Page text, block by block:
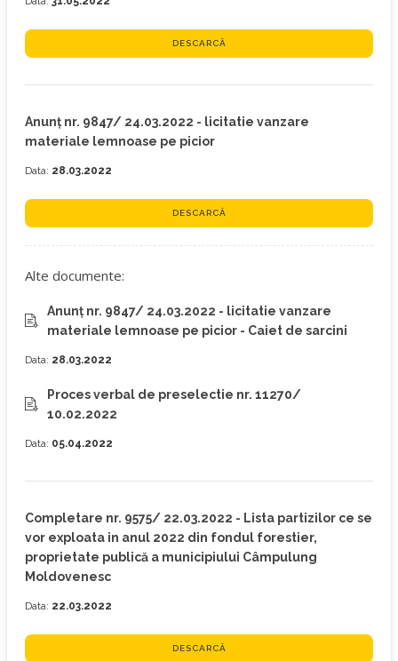
DESCARCĂ
Anunț nr. 9847/ 24.03.2022 - licitatie vanzare
materiale lemnoase pe picior
Data: 28.03.2022
DESCARCĂ
Alte documente:
Anunț nr. 9847/ 24.03.2022 - licitatie vanzare
materiale lemnoase pe picior - Caiet de sarcini
Data: 28.03.2022
Proces verbal de preselectie nr. 11270/
10.02.2022
Data: 05.04.2022
Completare nr. 9575/ 22.03.2022 - Lista partizilor ce se
vor exploata in anul 2022 din fondul forestier,
proprietate publică a municipiului Câmpulung
Moldovenesc
Data: 22.03.2022
DESCARCĂ